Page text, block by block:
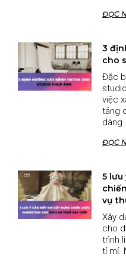
ĐỌC
3
cho
Đặc
việc
tảng
dàng
ĐỌC
5 lưu
vụ
Xây
cho
trình
tỉ mỉ.